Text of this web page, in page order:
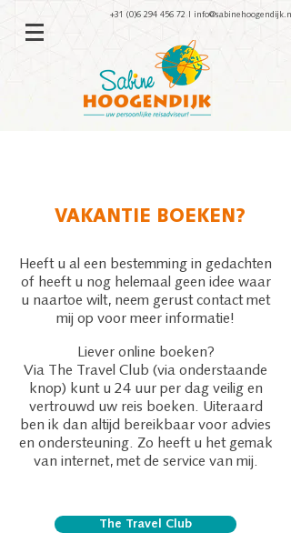
+31 (0)6 294 456 72 | info@sabinehoogendijk.nl
VAKANTIE BOEKEN?
Heeft u al een bestemming in gedachten
of heeft u nog helemaal geen idee waar
u naartoe wilt, neem gerust contact met
mij op voor meer informatie!
Liever online boeken?
Via The Travel Club (via onderstaande
knop) kunt u 24 uur per dag veilig en
vertrouwd uw reis boeken. Uiteraard
ben ik dan altijd bereikbaar voor advies
en ondersteuning. Zo heeft u het gemak
van internet, met de service van mij.
The Travel Club